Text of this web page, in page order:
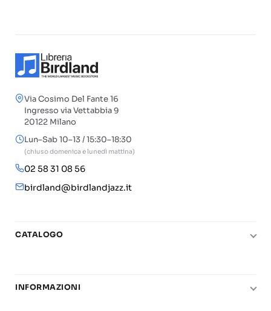
Via Cosimo Del Fante 16
Ingresso via Vettabbia 9
20122 Milano
Lun–Sab 10–13 / 15:30–18:30
(chiuso domenica e lunedì mattina)
02 58 31 08 56
birdland@birdlandjazz.it
CATALOGO
Chitarra
INFORMAZIONI